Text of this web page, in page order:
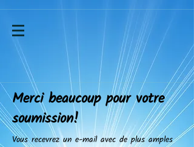
Merci beaucoup pour votre
soumission!
Vous recevrez un e-mail avec de plus amples